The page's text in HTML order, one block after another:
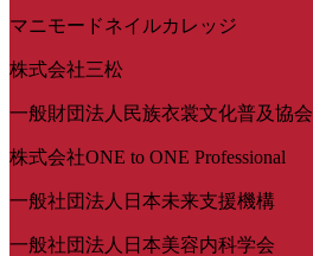
マニモードネイルカレッジ
株式会社三松
一般財団法人民族衣裳文化普及協会
株式会社ONE to ONE Professional
一般社団法人日本未来支援機構
一般社団法人日本美容内科学会